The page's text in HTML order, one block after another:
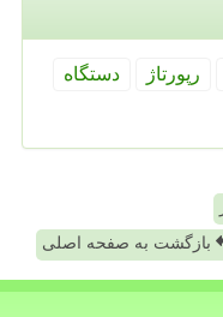
رپورتاژ
دستگاه
بازگشت به صفحه اصلی